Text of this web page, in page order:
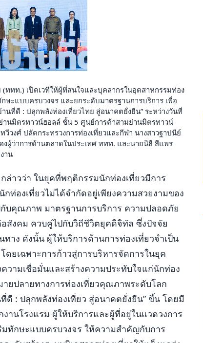
ททท.) เปิดเวทีให้ผู้ที่สนใจและบุคลากรในอุตสาหกรรมท่อง
ะแบบครบวงจร และยกระดับมาตรฐานการบริการ เพื่อ
านที่ดี : ปลุกพลังท่องเที่ยวไทย สู่อนาคตยั่งยืน” ระหว่างวันที่
นมิตรทาวน์ฮอลล์ ชั้น 5 ศูนย์การค้าสามย่านมิตรทาวน์
วงศ์ ปลัดกระทรวงการท่องเที่ยวและกีฬา นางสาวฐาปนีย์
ผู้ว่าการด้านตลาดในประเทศ ททท. และนายนิธี สีแพร
าน
กล่าวว่า ในยุคที่พฤติกรรมนักท่องเที่ยวมีการ
ท่องเที่ยวไม่ได้จำกัดอยู่เพียงความสวยงามของ
บคุณภาพ มาตรฐานการบริการ ความปลอดภัย
สังคม ควบคู่ไปกับวิถีชีวิตยุคดิจิทัล ซึ่งปัจจัย
าง ดังนั้น ผู้ให้บริการด้านการท่องเที่ยวจำเป็น
ยเฉพาะการก้าวสู่การบริหารจัดการในยุค
วามเชื่อมั่นและสร้างความประทับใจแก่นักท่อง
ายปลายทางการท่องเที่ยวคุณภาพระดับโลก
ดี : ปลุกพลังท่องเที่ยว สู่อนาคตยั่งยืน” ขึ้น โดยมี
านโรงแรม ผู้ให้บริการและผู้ที่อยู่ในแวดวงการ
มทักษะแบบครบวงจร ให้ความสำคัญกับการ